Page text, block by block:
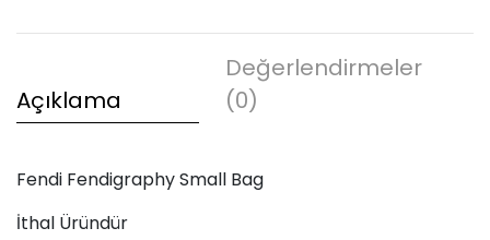
Açıklama
Değerlendirmeler
(0)
Fendi Fendigraphy Small Bag
İthal Üründür